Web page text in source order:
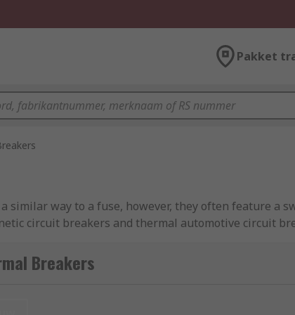
Pakket
similar way to a fuse, however, they often feature a
circuit breakers and thermal automotive circuit
or short circuit is detected. Thermal magnetic
Breakers